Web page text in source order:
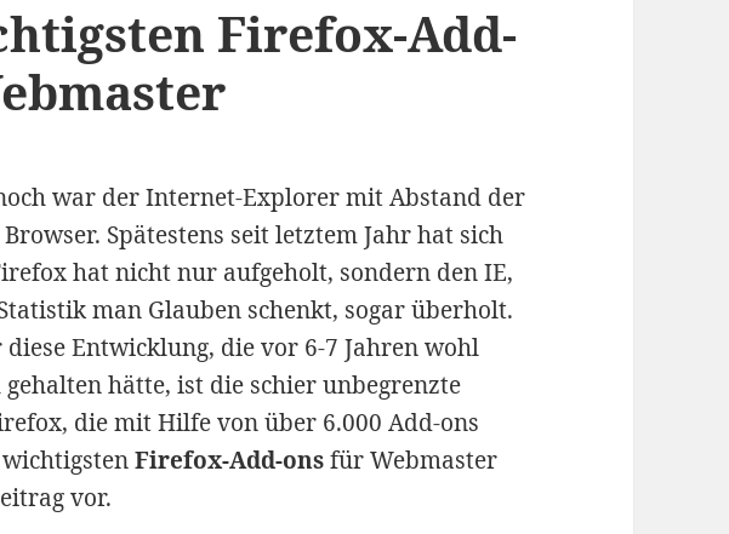
Firefox-Add-
war der Internet-Explorer mit Abstand der
Spätestens seit letztem Jahr hat sich
hat nicht nur aufgeholt, sondern den IE,
man Glauben schenkt, sogar überholt.
Entwicklung, die vor 6-7 Jahren wohl
hätte, ist die schier unbegrenzte
die mit Hilfe von über 6.000 Add-ons
Firefox-Add-onsfür Webmaster
vor.